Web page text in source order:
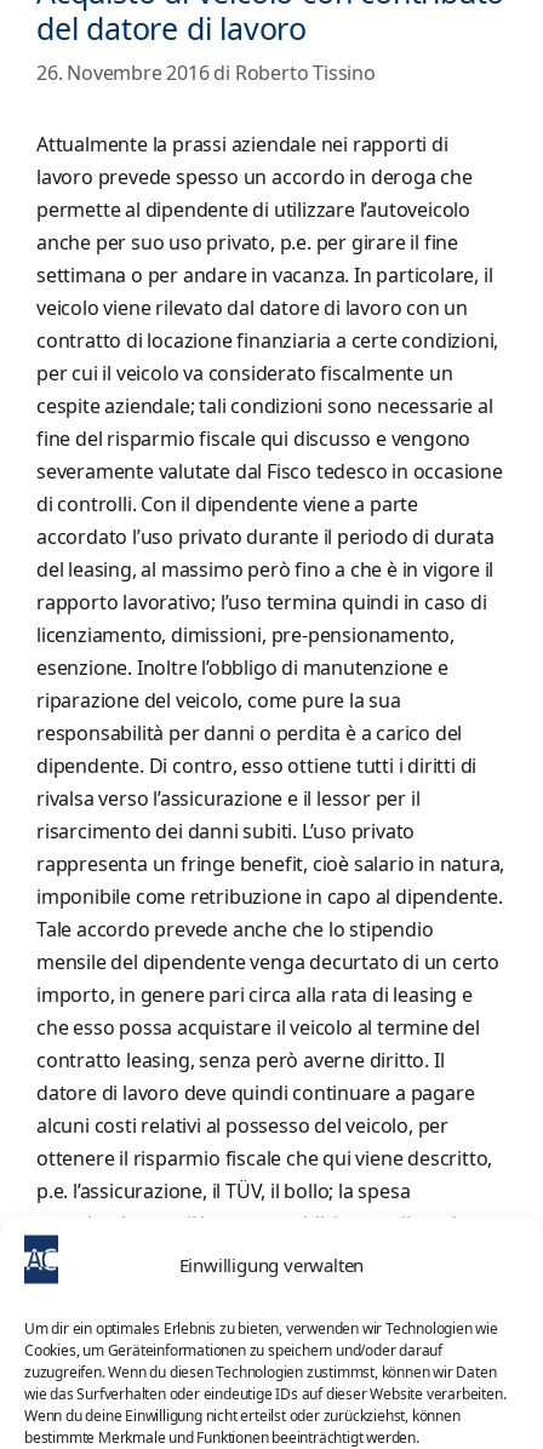
Einwilligung verwalten
Um dir ein optimales Erlebnis zu bieten, verwenden wir Technologien wie
Cookies, um Geräteinformationen zu speichern und/oder darauf
zuzugreifen. Wenn du diesen Technologien zustimmst, können wir Daten
wie das Surfverhalten oder eindeutige IDs auf dieser Website verarbeiten.
Wenn du deine Einwilligung nicht erteilst oder zurückziehst, können
bestimmte Merkmale und Funktionen beeinträchtigt werden.
del datore di lavoro
26. Novembre 2016di Roberto Tissino
Attualmente la prassi aziendale nei rapporti di
lavoro prevede spesso un accordo in deroga che
permette al dipendente di utilizzare l’autoveicolo
anche per suo uso privato, p.e. per girare il fine
settimana o per andare in vacanza. In particolare, il
veicolo viene rilevato dal datore di lavoro con un
contratto di locazione finanziaria a certe condizioni,
per cui il veicolo va considerato fiscalmente un
cespite aziendale; tali condizioni sono necessarie al
fine del risparmio fiscale qui discusso e vengono
severamente valutate dal Fisco tedesco in occasione
di controlli. Con il dipendente viene a parte
accordato l’uso privato durante il periodo di durata
del leasing, al massimo però fino a che è in vigore il
rapporto lavorativo; l’uso termina quindi in caso di
licenziamento, dimissioni, pre-pensionamento,
esenzione. Inoltre l’obbligo di manutenzione e
riparazione del veicolo, come pure la sua
responsabilità per danni o perdita è a carico del
dipendente. Di contro, esso ottiene tutti i diritti di
rivalsa verso l’assicurazione e il lessor per il
risarcimento dei danni subiti. L’uso privato
rappresenta un fringe benefit, cioè salario in natura,
imponibile come retribuzione in capo al dipendente.
Tale accordo prevede anche che lo stipendio
mensile del dipendente venga decurtato di un certo
importo, in genere pari circa alla rata di leasing e
che esso possa acquistare il veicolo al termine del
contratto leasing, senza però averne diritto. Il
datore di lavoro deve quindi continuare a pagare
alcuni costi relativi al possesso del veicolo, per
ottenere il risparmio fiscale che qui viene descritto,
p.e. l’assicurazione, il TÜV, il bollo; la spesa
complessiva per il bene va suddivisa tra dipendente,
che sopporta gran parte dei costi, e datore.
Nella busta paga del dipendente si troverà p.e. il
seguente conteggio:
uso privato del veicolo come fringe benefit
imponibile
eur 300